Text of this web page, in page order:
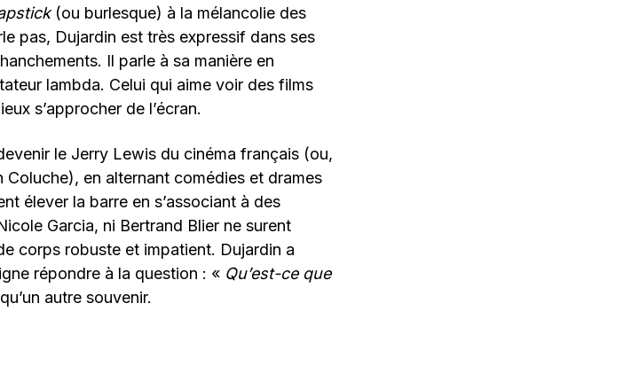
(ou burlesque) à la mélancolie des
pas, Dujardin est très expressif dans ses
Il parle à sa manière en
lambda. Celui qui aime voir des films
s’approcher de l’écran.
le Jerry Lewis du cinéma français (ou,
en alternant comédies et drames
élever la barre en s’associant à des
Garcia, ni Bertrand Blier ne surent
corps robuste et impatient. Dujardin a
répondre à la question : « Qu’est-ce que
autre souvenir.